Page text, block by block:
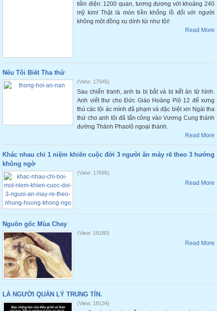
tiền điện: 1200 quan, tương đương với khoảng 240
mỹ kim! Thật là món tiền khổng lồ đối với người
không một đồng xu dính túi như tôi!
Read More
Nếu Tôi Biết Tha thứ
(View: 17945)
Sau chiến tranh, anh ta bị bắt và bị kết án tử hình.
Anh viết thư cho Đức Giáo Hoàng Piô 12 để xưng
thú các tội ác mình đã phạm và đặc biệt xin Ngài tha
thứ cho anh tội đã tấn công vào Vương Cung thánh
đường Thánh Phaolô ngoại thành.
Read More
Khác nhau chỉ 1 niệm khiến cuộc đời 3 người ăn mày rẽ theo 3 hướng
không ngờ
(View: 17695)
Read More
Nguồn gốc Mùa Chay
(View: 18180)
Read More
LÀ NGƯỜI QUẢN LÝ TRUNG TÍN.
(View: 18134)